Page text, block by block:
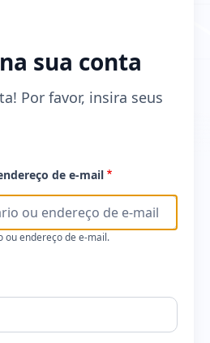
sua conta
Por favor, insira seus
de e‑mail
ou endereço de e-mail.